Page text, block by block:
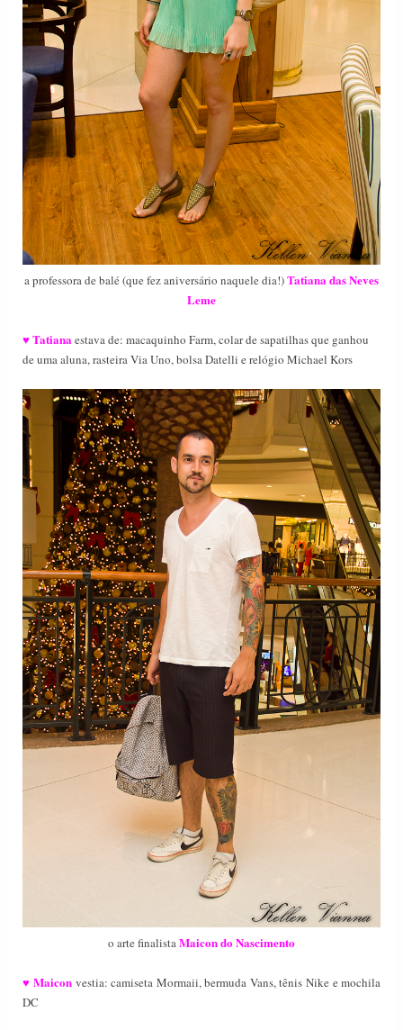
a professora de balé (que fez aniversário naquele dia!)Tatiana das Neves
Leme
♥ Tatianaestava de: macaquinho Farm, colar de sapatilhas que ganhou
de uma aluna, rasteira Via Uno, bolsa Datelli e relógio Michael Kors
o arte finalista Maicon do Nascimento
♥ Maicon vestia: camiseta Mormaii, bermuda Vans, tênis Nike e mochila
DC